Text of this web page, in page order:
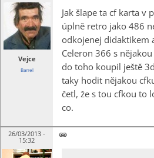
Vejce
Barrel
Jak šlape ta cf karta v
úplně retro jako 486
odkojenej didaktikem
Celeron 366 s
do toho koupil ještě
taky hodit nějakou
četl, že s tou cfkou to
co.
26/03/2013 -
15:32